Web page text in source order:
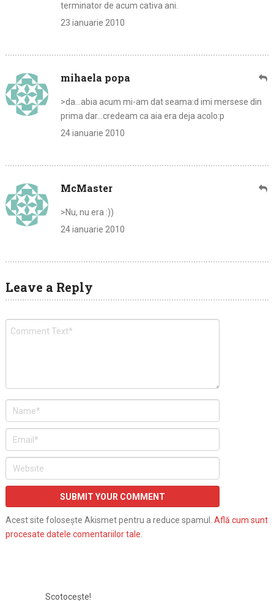
terminator de acum cativa ani.
23 ianuarie 2010
mihaela popa
>da…abia acum mi-am dat seama:d imi mersese din
prima dar…credeam ca aia era deja acolo:p
24 ianuarie 2010
McMaster
>Nu, nu era :))
24 ianuarie 2010
Leave a Reply
Acest site folosește Akismet pentru a reduce spamul. Află cum sunt
procesate datele comentariilor tale
Scotocește!